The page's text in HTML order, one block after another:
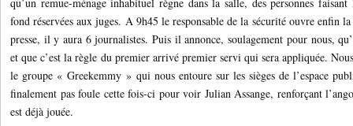
fond réservées aux juges. A 9h45 le responsable de la sécurité ouvre enfin
presse, il y aura 6 journalistes. Puis il annonce, soulagement pour nous,
et que c’est la règle du premier arrivé premier servi qui sera appliquée.
le groupe « Greekemmy » qui nous entoure sur les sièges de l’espace
finalement pas foule cette fois-ci pour voir Julian Assange, renforçant
est déjà jouée.